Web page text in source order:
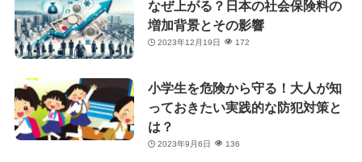
なぜ上がる？日本の社会保険料の
増加背景とその影響
2023年12月19日 172
小学生を危険から守る！大人が知
っておきたい実践的な防犯対策と
は？
2023年9月6日 136